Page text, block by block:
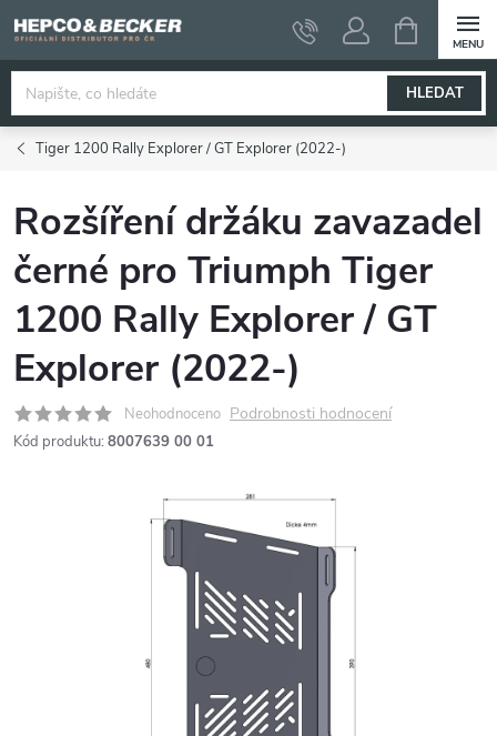
na
obsah
HLEDAT
NÁKUPNÍ
KOŠÍK
Tiger 1200 Rally Explorer / GT Explorer (2022-)
Rozšíření držáku zavazadel
černé pro Triumph Tiger
1200 Rally Explorer / GT
Explorer (2022-)
Neohodnoceno Podrobnosti hodnocení
Kód produktu: 8007639 00 01